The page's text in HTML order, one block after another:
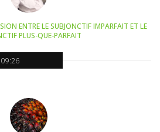
09:26
ENTRE LE SUBJONCTIF IMPARFAIT ET LE
PLUS-QUE-PARFAIT